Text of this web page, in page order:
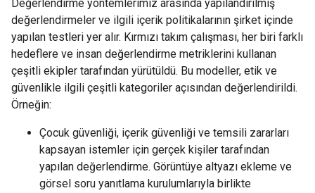
Değerlendirme yöntemlerimiz arasında yapılandırılmış
değerlendirmeler ve ilgili içerik politikalarının şirket içinde
yapılan testleri yer alır. Kırmızı takım çalışması, her biri farklı
hedeflere ve insan değerlendirme metriklerini kullanan
çeşitli ekipler tarafından yürütüldü. Bu modeller, etik ve
güvenlikle ilgili çeşitli kategoriler açısından değerlendirildi.
Örneğin:
Çocuk güvenliği, içerik güvenliği ve temsili zararları
kapsayan istemler için gerçek kişiler tarafından
yapılan değerlendirme. Görüntüye altyazı ekleme ve
görsel soru yanıtlama kurulumlarıyla birlikte